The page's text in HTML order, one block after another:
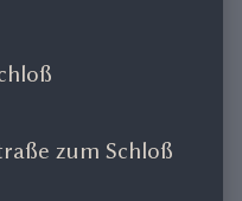
zum Schloß